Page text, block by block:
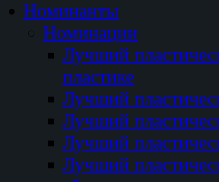
Номинанты
Номинации
Лучший
пластике
Лучший
Лучший
Лучший
Лучший